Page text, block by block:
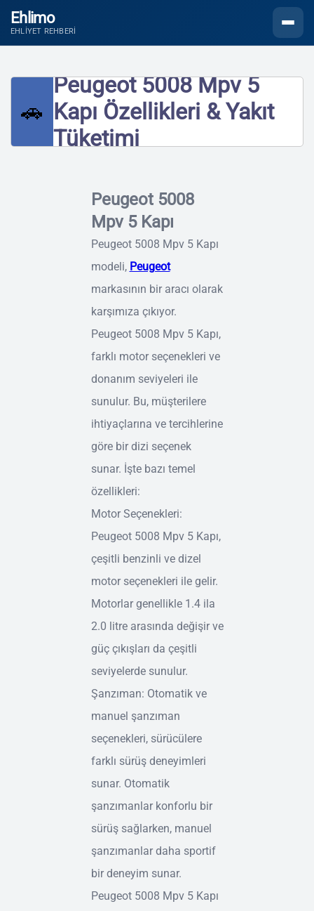
Ehlimo
EHLIYET REHBERI
🚗
Peugeot 5008 Mpv 5
Kapı Özellikleri & Yakıt
Tüketimi
Peugeot 5008
Mpv 5 Kapı
Peugeot 5008 Mpv 5 Kapı
modeli, Peugeot
markasının bir aracı olarak
karşımıza çıkıyor.
Peugeot 5008 Mpv 5 Kapı,
farklı motor seçenekleri ve
donanım seviyeleri ile
sunulur. Bu, müşterilere
ihtiyaçlarına ve tercihlerine
göre bir dizi seçenek
sunar. İşte bazı temel
özellikleri:
Motor Seçenekleri:
Peugeot 5008 Mpv 5 Kapı,
çeşitli benzinli ve dizel
motor seçenekleri ile gelir.
Motorlar genellikle 1.4 ila
2.0 litre arasında değişir ve
güç çıkışları da çeşitli
seviyelerde sunulur.
Şanzıman: Otomatik ve
manuel şanzıman
seçenekleri, sürücülere
farklı sürüş deneyimleri
sunar. Otomatik
şanzımanlar konforlu bir
sürüş sağlarken, manuel
şanzımanlar daha sportif
bir deneyim sunar.
Peugeot 5008 Mpv 5 Kapı